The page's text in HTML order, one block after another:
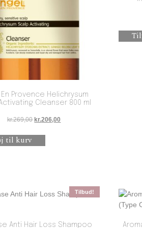
En Provence Helichrysum
Cleanser 800 ml
kr.269,00 Den oprindelige pris var: kr.269,00.
kr.206,00
til kurv
Tilbud!
Anti Hair Loss Shampoo